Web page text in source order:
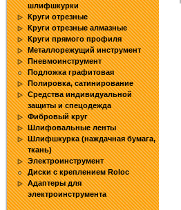
шлифшкурки
Круги отрезные
Круги отрезные алмазные
Круги прямого профиля
Металлорежущий инструмент
Пневмоинструмент
Подложка графитовая
Полировка, сатинирование
Средства индивидуальной
защиты и спецодежда
Фибровый круг
Шлифовальные ленты
Шлифшкурка (наждачная бумага,
ткань)
Электроинструмент
Диски с креплением Roloc
Адаптеры для
электроинструмента